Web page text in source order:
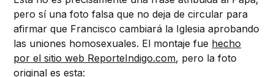
pero sí una foto falsa que no deja de circular para
afirmar que Francisco cambiará la Iglesia aprobando
las uniones homosexuales. El montaje fue hecho
por el sitio web ReporteIndigo.com, pero la foto
original es esta: